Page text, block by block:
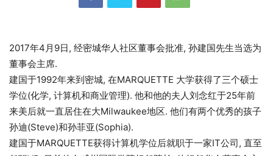
2017年4月9日, 经密城华人社区董事会批准, 孙建国先生当选为
董事会主席.
建国于1992年来到密城, 在MARQUETTE 大学获得了三个硕士
学位(化学, 计算机和商业管理). 他和他的夫人刘念红于25年前
来美后就一直居住在大Milwaukee地区. 他们有两个优秀的孩子
孙迪(Steve)和孙菲亚(Sophia).
建国于MARQUETTE获得计算机学位后就职于一家IT公司, 直至